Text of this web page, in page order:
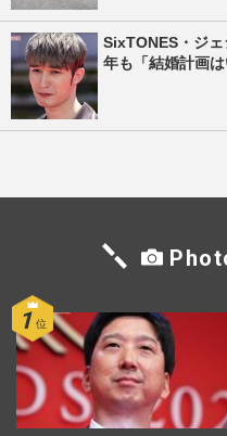
SixTONES・ジ
年も「結婚計画